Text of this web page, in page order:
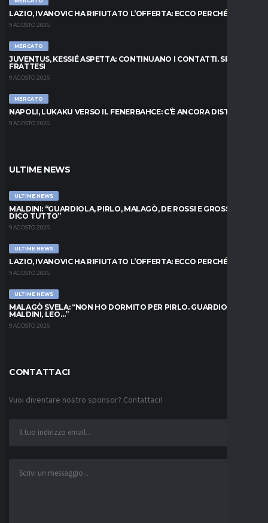
LAZIO, IVANOVIC HA RIFIUTATO L’OFFERTA: ECCO PERCHÉ
9 AGOSTO 2026
MERCATO
JUVENTUS, KESSIÉ ASPETTA: CONTINUANO I CONTATTI. SPUNTA
FRATTESI
9 AGOSTO 2026
MERCATO
NAPOLI, LUKAKU VERSO IL FENERBAHCE: C’È ANCORA DISTANZA
9 AGOSTO 2026
ULTIME NEWS
ULTIME NEWS
MALDINI: “GUARDIOLA, PIRLO, MALAGÒ, DE ROSSI E GROSSO: VI
DICO TUTTO”
9 AGOSTO 2026
ULTIME NEWS
LAZIO, IVANOVIC HA RIFIUTATO L’OFFERTA: ECCO PERCHÉ
9 AGOSTO 2026
ULTIME NEWS
MALAGÒ SVELA: “NON HO DORMITO PER PIRLO. GUARDIOLA,
MALDINI, LEO…”
9 AGOSTO 2026
CONTATTACI
Vuoi diventare nostro sponsor? Contattaci!